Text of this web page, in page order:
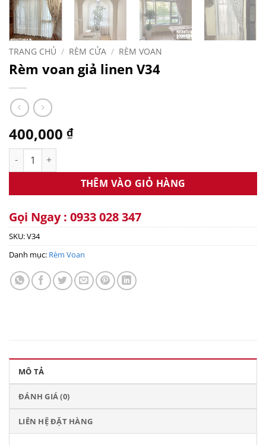
TRANG CHỦ / RÈM CỬA / RÈM VOAN
Rèm voan giả linen V34
400,000 ₫
Rèm voan giả linen V34 số lượng
THÊM VÀO GIỎ HÀNG
Gọi Ngay : 0933 028 347
SKU:V34
Danh mục: Rèm Voan
MÔ TẢ
ĐÁNH GIÁ (0)
LIÊN HỆ ĐẶT HÀNG